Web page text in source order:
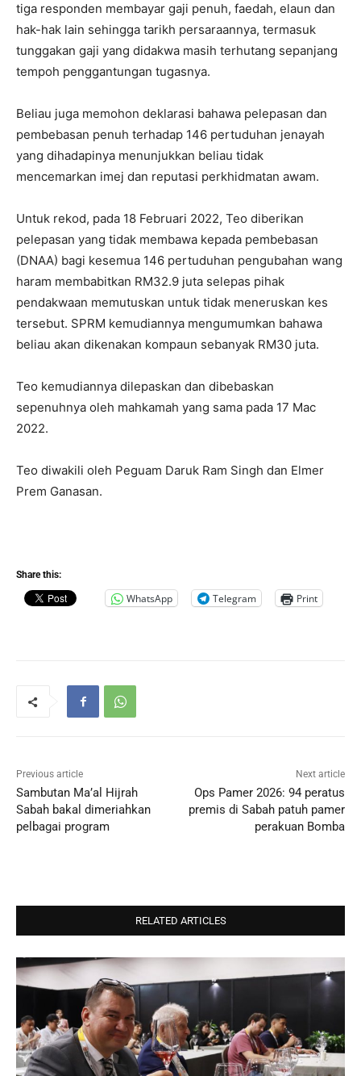
tiga responden membayar gaji penuh, faedah, elaun dan
hak-hak lain sehingga tarikh persaraannya, termasuk
tunggakan gaji yang didakwa masih terhutang sepanjang
tempoh penggantungan tugasnya.
Beliau juga memohon deklarasi bahawa pelepasan dan
pembebasan penuh terhadap 146 pertuduhan jenayah
yang dihadapinya menunjukkan beliau tidak
mencemarkan imej dan reputasi perkhidmatan awam.
Untuk rekod, pada 18 Februari 2022, Teo diberikan
pelepasan yang tidak membawa kepada pembebasan
(DNAA) bagi kesemua 146 pertuduhan pengubahan wang
haram membabitkan RM32.9 juta selepas pihak
pendakwaan memutuskan untuk tidak meneruskan kes
tersebut. SPRM kemudiannya mengumumkan bahawa
beliau akan dikenakan kompaun sebanyak RM30 juta.
Teo kemudiannya dilepaskan dan dibebaskan
sepenuhnya oleh mahkamah yang sama pada 17 Mac
2022.
Teo diwakili oleh Peguam Daruk Ram Singh dan Elmer
Prem Ganasan.
Share this:
WhatsApp Telegram Print
Previous article
Sambutan Ma’al Hijrah
Sabah bakal dimeriahkan
pelbagai program
Next article
Ops Pamer 2026: 94 peratus
premis di Sabah patuh pamer
perakuan Bomba
RELATED ARTICLES